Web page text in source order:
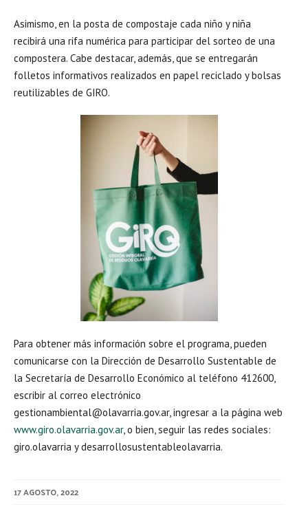
Asimismo, en la posta de compostaje cada niño y niña
recibirá una rifa numérica para participar del sorteo de una
compostera. Cabe destacar, además, que se entregarán
folletos informativos realizados en papel reciclado y bolsas
reutilizables de GIRO.
Para obtener más información sobre el programa, pueden
comunicarse con la Dirección de Desarrollo Sustentable de
la Secretaría de Desarrollo Económico al teléfono 412600,
escribir al correo electrónico
gestionambiental@olavarria.gov.ar, ingresar a la página web
www.giro.olavarria.gov.ar, o bien, seguir las redes sociales:
giro.olavarria y desarrollosustentableolavarria.
17 AGOSTO, 2022